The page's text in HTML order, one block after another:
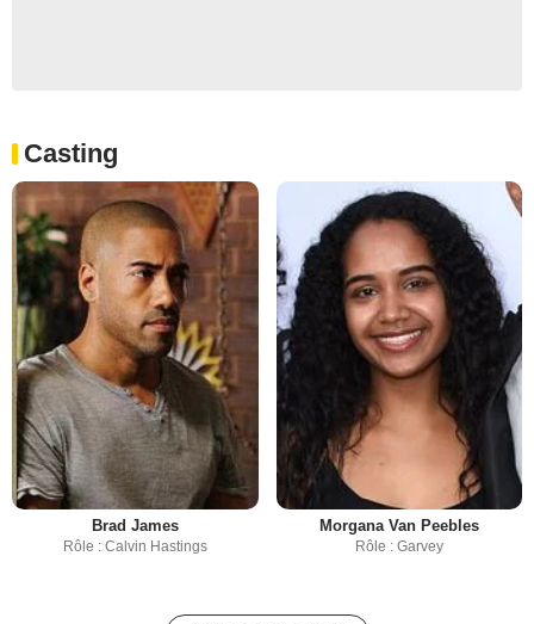
Casting
Brad James
Rôle : Calvin Hastings
Morgana Van Peebles
Rôle : Garvey